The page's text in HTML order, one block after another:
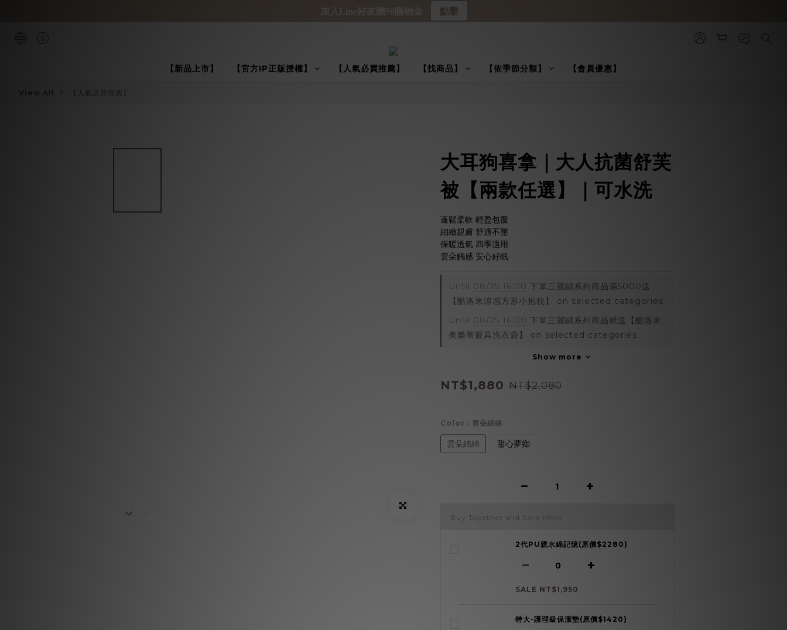
【新品上市】 【官方IP正版授權】 【人氣必買推薦】 【找商品】 【依季節分類】 【會員優惠】
【人氣必買推薦】
大耳狗喜拿｜大人抗菌舒芙
被【兩款任選】｜可水洗
蓬鬆柔軟 輕盈包覆
細緻親膚 舒適不壓
保暖透氣 四季適用
雲朵觸感 安心好眠
Until 08/25 16:00 下單三麗鷗系列商品滿5000送
【酷洛米涼感方形小抱枕】 on selected categories
Until 08/25 16:00 下單三麗鷗系列商品就送【酷洛米
美樂蒂寢具洗衣袋】 on selected categories
Show more
NT$1,880 NT$2,080
Color : 雲朵綿綿
雲朵綿綿 甜心夢鄉
Buy Together and Save More
2代PU親水綿記憶(原價$2280)
SALE NT$1,950
特大-護理級保潔墊(原價$1420)
加入Line好友贈50購物金 點擊